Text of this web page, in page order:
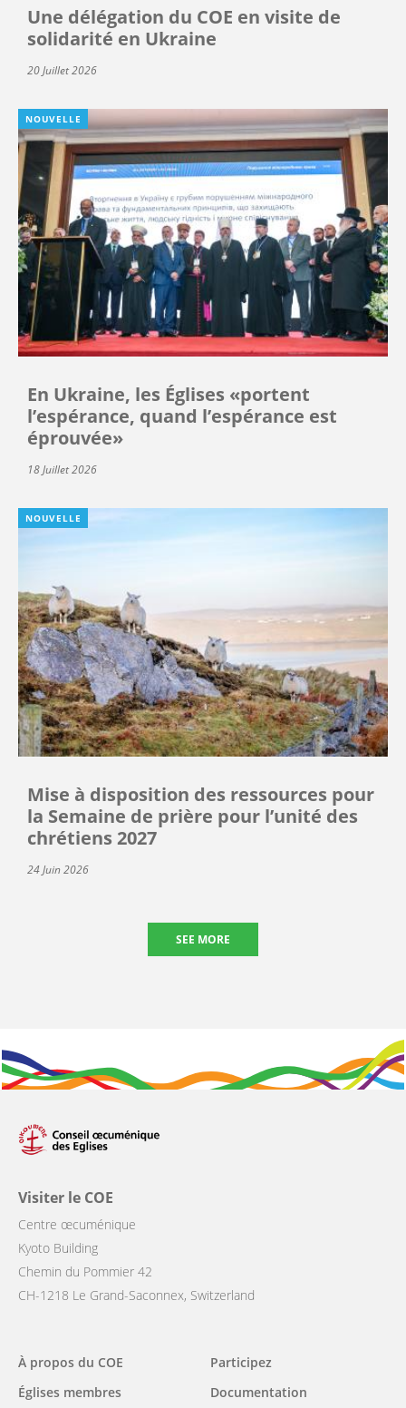
Une délégation du COE en visite de
solidarité en Ukraine
20 Juillet 2026
NOUVELLE
En Ukraine, les Églises «portent
l’espérance, quand l’espérance est
éprouvée»
18 Juillet 2026
NOUVELLE
Mise à disposition des ressources pour
la Semaine de prière pour l’unité des
chrétiens 2027
24 Juin 2026
SEE MORE
Visiter le COE
Centre œcuménique
Kyoto Building
Chemin du Pommier 42
CH-1218 Le Grand-Saconnex, Switzerland
Main
navigation
À propos du COE
Églises membres
Participez
Documentation